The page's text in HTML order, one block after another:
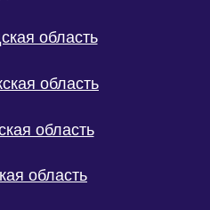
область
область
область
область